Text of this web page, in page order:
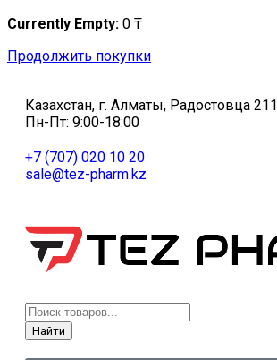
Currently Empty: 0 ₸
Продолжить покупки
Казахстан, г. Алматы, Радостовца 211
Пн-Пт: 9:00-18:00
+7 (707) 020 10 20
sale@tez-pharm.kz
Найти